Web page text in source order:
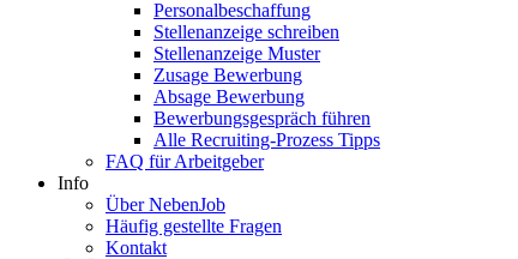
Personalbeschaffung
Stellenanzeige schreiben
Stellenanzeige Muster
Zusage Bewerbung
Absage Bewerbung
Bewerbungsgespräch führen
Alle Recruiting-Prozess Tipps
FAQ für Arbeitgeber
Info
Über NebenJob
Häufig gestellte Fragen
Kontakt